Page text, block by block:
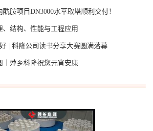
胺项目DN3000水萃取塔顺利交付！
结构、性能与工程应用
| 科隆公司读书分享大赛圆满落幕
｜萍乡科隆祝您元宵安康